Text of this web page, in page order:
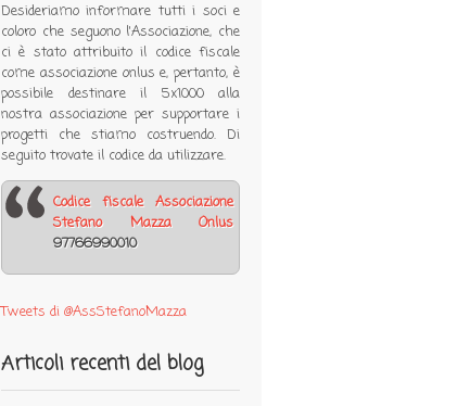
Desideriamo informare tutti i soci e
coloro che seguono l'Associazione, che
ci è stato attribuito il codice fiscale
come associazione onlus e, pertanto, è
possibile destinare il 5x1000 alla
nostra associazione per supportare i
progetti che stiamo costruendo. Di
seguito trovate il codice da utilizzare.
Codice fiscale Associazione
Stefano Mazza Onlus
97766990010
Tweets di @AssStefanoMazza
Articoli recenti del blog